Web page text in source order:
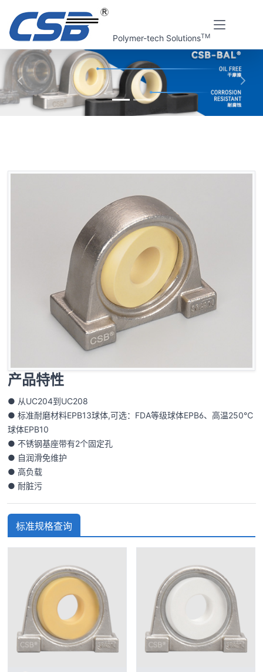
Polymer-tech SolutionsTM
上一张 下一
产品特性
● 从UC204到UC208
● 标准耐磨材料EPB13球体,可选：FDA等级球体EPB6、高温250℃
球体EPB10
● 不锈钢基座带有2个固定孔
● 自润滑免维护
● 高负载
● 耐脏污
标准规格查询